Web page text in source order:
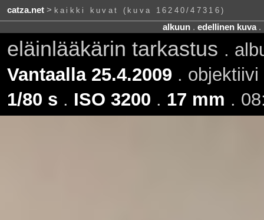
catza.net> kaikki kuvat (kuva 16240/47316)
alkuun. edellinen kuva.
eläinlääkärin tarkastus .
Vantaalla 25.4.2009 . objektiivi
1/80 s . ISO 3200 . 17 mm .